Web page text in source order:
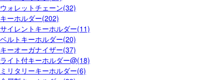
ウォレットチェーン(32)
キーホルダー(202)
サイレントキーホルダー(11)
ベルトキーホルダー(20)
キーオーガナイザー(37)
ライト付キーホルダー@(18)
ミリタリーキーホルダー(6)